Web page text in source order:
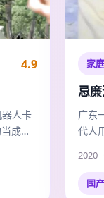
4.9
人卡
成弟
家
忌
广东
代人
2020
国产